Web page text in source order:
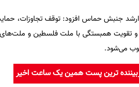
جنبش حماس افزود: توقف تجاوزات،
تقویت همبستگی با ملت فلسطین و ملت‌های
می‌شود.
ترین پست همین یک ساعت اخیر